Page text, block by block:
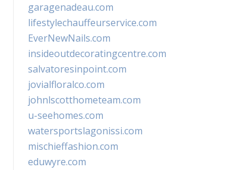
garagenadeau.com
lifestylechauffeurservice.com
EverNewNails.com
insideoutdecoratingcentre.com
salvatoresinpoint.com
jovialfloralco.com
johnlscotthometeam.com
u-seehomes.com
watersportslagonissi.com
mischieffashion.com
eduwyre.com